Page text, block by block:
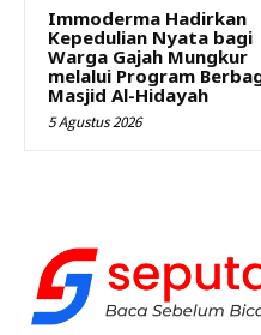
Immoderma Hadirkan
Kepedulian Nyata bagi
Warga Gajah Mungkur
melalui Program
Masjid Al-Hidayah
5 Agustus 2026